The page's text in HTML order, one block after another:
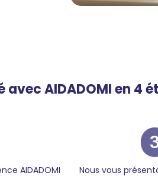
AIDADOMI en 4
AIDADOMI
Nous vous